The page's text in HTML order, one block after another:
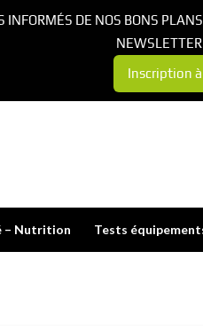
– Nutrition Tests
INFORMÉS DE NOS BONS
Inscription